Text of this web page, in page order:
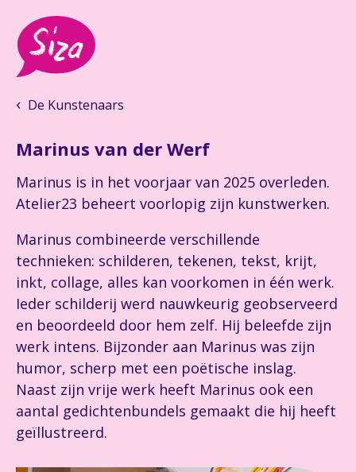
De Kunstenaars
Marinus van der Werf
Marinus is in het voorjaar van 2025 overleden.
Atelier23 beheert voorlopig zijn kunstwerken.
Marinus combineerde verschillende
technieken: schilderen, tekenen, tekst, krijt,
inkt, collage, alles kan voorkomen in één werk.
Ieder schilderij werd nauwkeurig geobserveerd
en beoordeeld door hem zelf. Hij beleefde zijn
werk intens. Bijzonder aan Marinus was zijn
humor, scherp met een poëtische inslag.
Naast zijn vrije werk heeft Marinus ook een
aantal gedichtenbundels gemaakt die hij heeft
geïllustreerd.